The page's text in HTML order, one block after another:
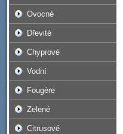
Ovocné
Dřevité
Chyprové
Vodní
Fougère
Zelené
Citrusové